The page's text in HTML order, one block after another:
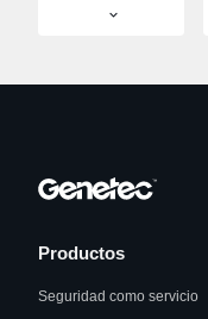
Productos
Seguridad como servicio